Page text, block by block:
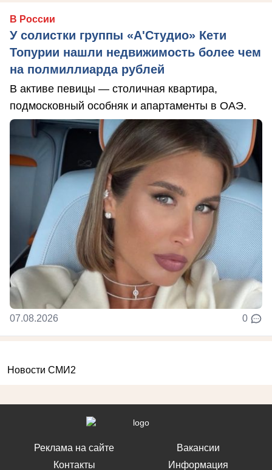
В России
У солистки группы «А'Студио» Кети
Топурии нашли недвижимость более чем
на полмиллиарда рублей
В активе певицы — столичная квартира,
подмосковный особняк и апартаменты в ОАЭ.
07.08.2026 0
Новости СМИ2
Реклама на сайте
Контакты
Вакансии
Информация